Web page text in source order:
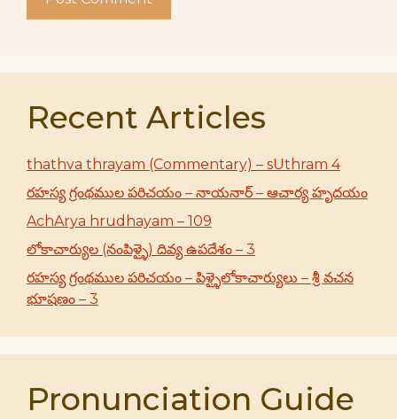
Recent Articles
thathva thrayam (Commentary) – sUthram 4
రహస్య గ్రంథముల పరిచయం – నాయనార్ – ఆచార్య హృదయం
AchArya hrudhayam – 109
లోకాచార్యుల (నంపిళ్ళై) దివ్య ఉపదేశం – 3
రహస్య గ్రంథముల పరిచయం – పిళ్ళైలోకాచార్యులు – శ్రీ వచన
భూషణం – 3
Pronunciation Guide